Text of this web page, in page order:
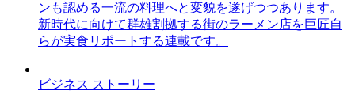
ンも認める一流の料理へと変貌を遂げつつあります。
新時代に向けて群雄割拠する街のラーメン店を巨匠自
らが実食リポートする連載です。
ビジネス ストーリー